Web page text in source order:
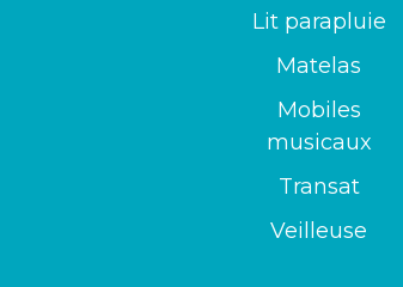
Lit parapluie
Matelas
Mobiles
musicaux
Transat
Veilleuse